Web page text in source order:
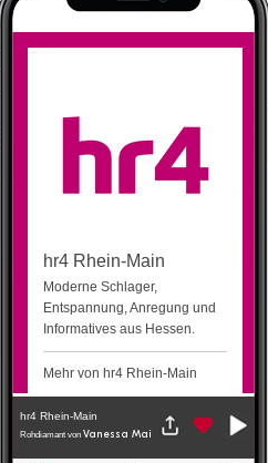
hr4 Rhein-Main
Moderne Schlager,
Entspannung, Anregung und
Informatives aus Hessen.
Mehr von hr4 Rhein-Main
hr4 Rhein-Main
Rohdiamant von Vanessa Mai